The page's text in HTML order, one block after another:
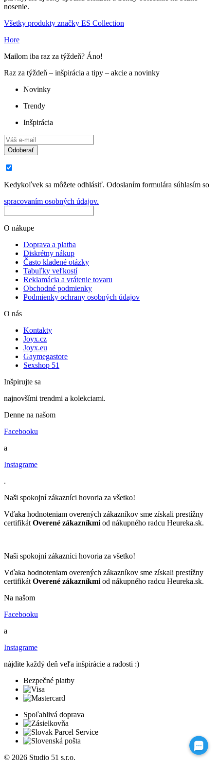
nosenie.
Všetky produkty značky ES Collection
Hore
Mailom iba raz za týždeň? Áno!
Raz za týždeň – inšpirácia a tipy – akcie a novinky
Novinky
Trendy
Inšpirácia
Odoberať
Kedykoľvek sa môžete odhlásiť. Odoslaním formulára súhlasím so
spracovaním osobných údajov.
O nákupe
Doprava a platba
Diskrétny nákup
Často kladené otázky
Tabuľky veľkostí
Reklamácia a vrátenie tovaru
Obchodné podmienky
Podmienky ochrany osobných údajov
O nás
Kontakty
Joyx.cz
Joyx.eu
Gaymegastore
Sexshop 51
Inšpirujte sa
najnovšími trendmi a kolekciami.
Denne na našom
Facebooku
a
Instagrame
.
Naši spokojní zákazníci hovoria za všetko!
Vďaka hodnoteniam overených zákazníkov sme získali prestížny
certifikát Overené zákazníkmi od nákupného radcu Heureka.sk.
Naši spokojní zákazníci hovoria za všetko!
Vďaka hodnoteniam overených zákazníkov sme získali prestížny
certifikát Overené zákazníkmi od nákupného radcu Heureka.sk.
Na našom
Facebooku
a
Instagrame
nájdite každý deň veľa inšpirácie a radosti :)
Bezpečné platby
Spoľahlivá doprava
© 2026 Studio 51 s.r.o.